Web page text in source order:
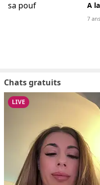
A
7 ans
Chats gratuits